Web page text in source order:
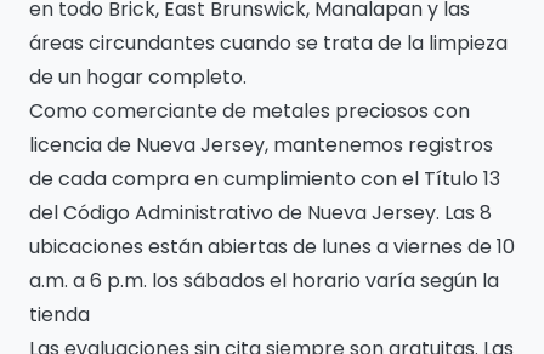
en todo Brick, East Brunswick, Manalapan y las
áreas circundantes cuando se trata de la limpieza
de un hogar completo.
Como comerciante de metales preciosos con
licencia de Nueva Jersey, mantenemos registros
de cada compra en cumplimiento con el Título 13
del Código Administrativo de Nueva Jersey. Las 8
ubicaciones están abiertas de lunes a viernes de 10
a.m. a 6 p.m. los sábados el horario varía según la
tienda